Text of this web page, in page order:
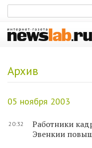
Архив
05 ноября 2003
20:32
Работники
Эвенкии